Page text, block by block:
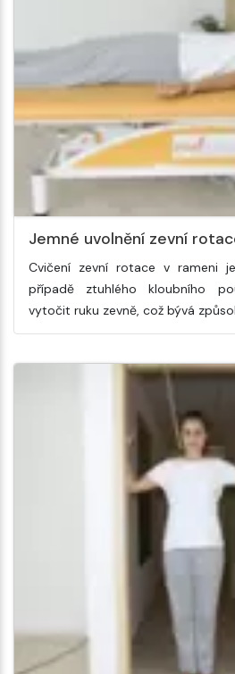
Jemné uvolnění zevní
Cvičení zevní rotace v rameni
případě ztuhlého kloubního
vytočit ruku zevně, což bývá